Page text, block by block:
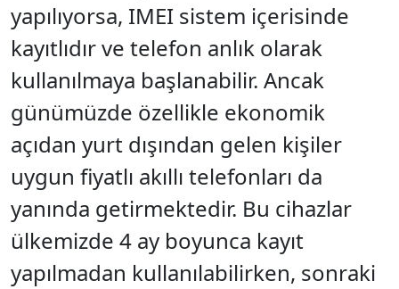
yapılıyorsa, IMEI sistem içerisinde
kayıtlıdır ve telefon anlık olarak
kullanılmaya başlanabilir. Ancak
günümüzde özellikle ekonomik
açıdan yurt dışından gelen kişiler
uygun fiyatlı akıllı telefonları da
yanında getirmektedir. Bu cihazlar
ülkemizde 4 ay boyunca kayıt
yapılmadan kullanılabilirken, sonraki